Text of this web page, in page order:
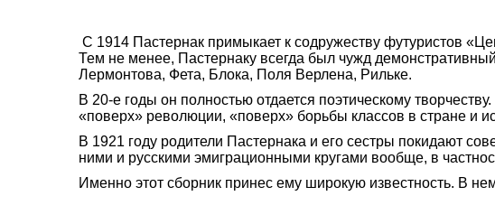
С 1914 Пастернак примыкает к содружеству футуристов
Тем не менее, Пастернаку всегда был чужд
Лермонтова, Фета, Блока, Поля Верлена, Рильке.
В 20-е годы он полностью отдается поэтическому
«поверх» революции, «поверх» борьбы классов в стране и
В 1921 году родители Пастернака и его сестры покидают
ними и русскими эмиграционными кругами вообще, в
Именно этот сборник принес ему широкую известность. В